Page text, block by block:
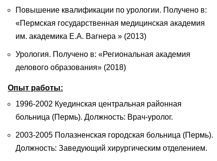
Повышение квалификации по урологии. Получено в:
«Пермская государственная медицинская академия
им. академика Е.А. Вагнера » (2013)
Урология. Получено в: «Региональная академия
делового образования» (2018)
Опыт работы:
1996-2002 Куединская центральная районная
больница (Пермь). Должность: Врач-уролог.
2003-2005 Полазненская городская больница (Пермь).
Должность: Заведующий хирургическим отделением.